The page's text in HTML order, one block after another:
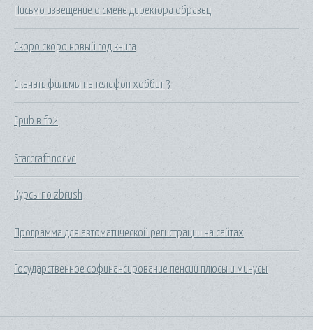
Письмо извещение о смене директора образец
Скоро скоро новый год книга
Скачать фильмы на телефон хоббит 3
Epub в fb2
Starcraft nodvd
Курсы по zbrush
Программа для автоматической регистрации на сайтах
Государственное софинансирование пенсии плюсы и минусы